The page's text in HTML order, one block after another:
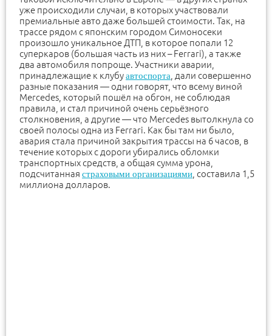
уже происходили случаи, в которых участвовали
премиальные авто даже большей стоимости. Так, на
трассе рядом с японским городом Симоносеки
произошло уникальное ДТП, в которое попали 12
суперкаров (большая часть из них – Ferrari), а также
два автомобиля попроще. Участники аварии,
принадлежащие к клубуавтоспорта , дали совершенно
разные показания — одни говорят, что всему виной
Mercedes, который пошёл на обгон, не соблюдая
правила, и стал причиной очень серьёзного
столкновения, а другие — что Mercedes вытолкнула со
своей полосы одна из Ferrari. Как бы там ни было,
авария стала причиной закрытия трассы на 6 часов, в
течение которых с дороги убирались обломки
транспортных средств, а общая сумма урона,
подсчитанная страховыми организациями , составила 1,5
миллиона долларов.